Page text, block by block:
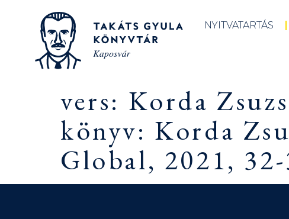
NYITVATARTÁS
vers: Korda
könyv: Korda
Global, 2021,